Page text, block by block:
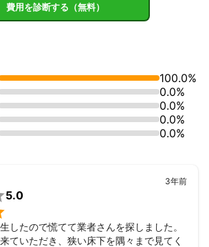
費用を診断する（無料）
100.0%
0.0%
0.0%
0.0%
0.0%
5.0
3年前
したので慌てて業者さんを探しました。
ていただき、狭い床下を隅々まで見てく